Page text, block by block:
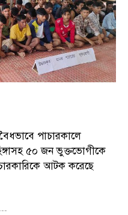
পাচারকালে
৫০ জন ভুক্তভোগীকে
আটক করেছে